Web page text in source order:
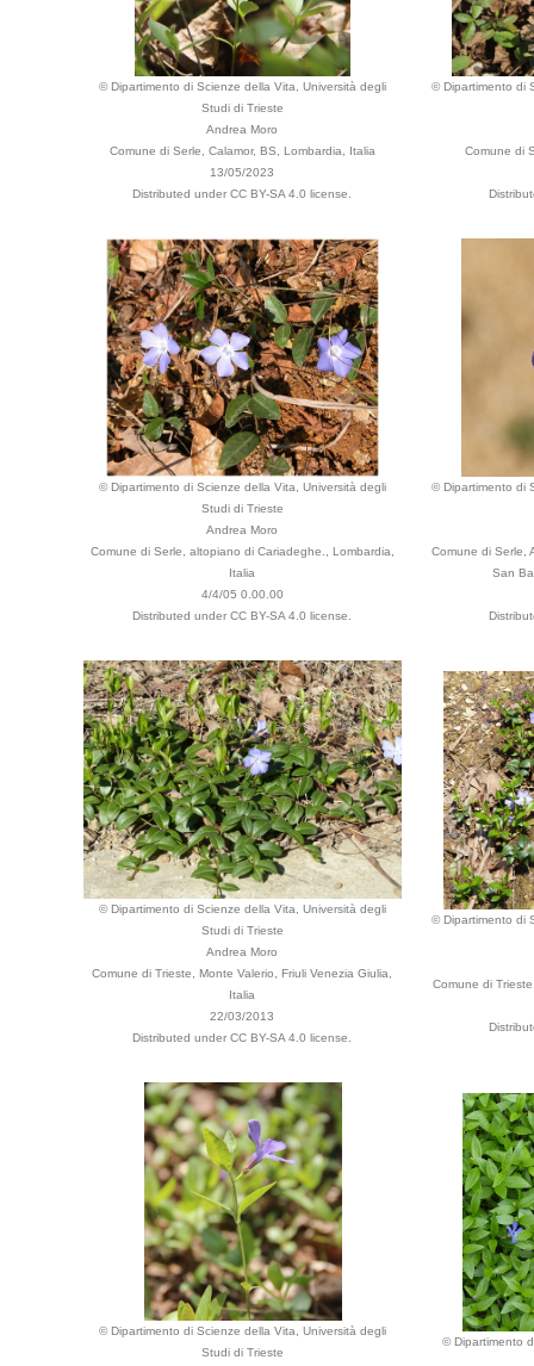
© Dipartimento di Scienze della Vita, Università degli
Studi di Trieste
Andrea Moro
Comune di Serle, Calamor, BS, Lombardia, Italia
13/05/2023
Distributed under CC BY-SA 4.0 license.
© Dipartimento di
Comune di
© Dipartimento di Scienze della Vita, Università degli
Studi di Trieste
Andrea Moro
Comune di Serle, altopiano di Cariadeghe., Lombardia,
Italia
4/4/05 0.00.00
Distributed under CC BY-SA 4.0 license.
© Dipartimento di
Comune di Serle,
San
© Dipartimento di Scienze della Vita, Università degli
Studi di Trieste
Andrea Moro
Comune di Trieste, Monte Valerio, Friuli Venezia Giulia,
Italia
22/03/2013
Distributed under CC BY-SA 4.0 license.
© Dipartimento di
Comune di
© Dipartimento di Scienze della Vita, Università degli
Studi di Trieste
© Dipartimento